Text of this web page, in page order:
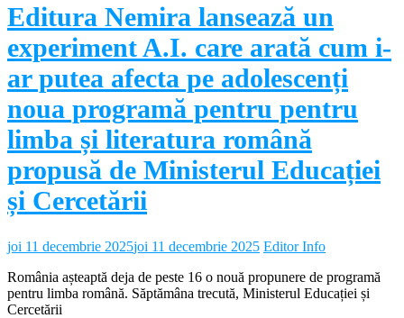
Editura Nemira lansează un
experiment A.I. care arată cum i-
ar putea afecta pe adolescenți
noua programă pentru pentru
limba și literatura română
propusă de Ministerul Educației
și Cercetării
joi 11 decembrie 2025joi 11 decembrie 2025 Editor Info
România așteaptă deja de peste 16 o nouă propunere de programă
pentru limba română. Săptămâna trecută, Ministerul Educației și
Cercetării